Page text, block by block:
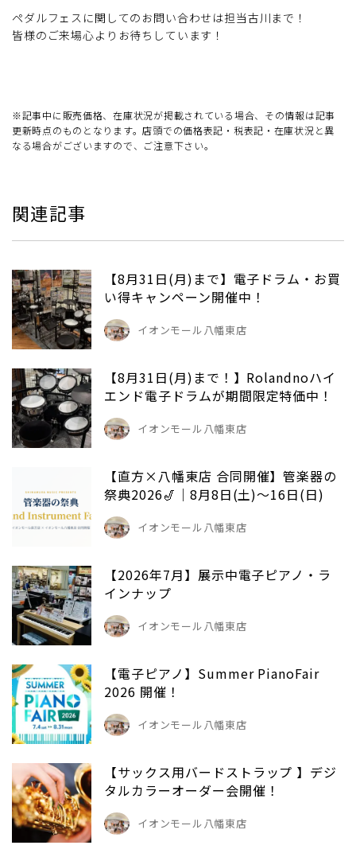
ペダルフェスに関してのお問い合わせは担当古川まで！
皆様のご来場心よりお待ちしています！
※記事中に販売価格、在庫状況が掲載されている場合、その情報は記事
更新時点のものとなります。店頭での価格表記・税表記・在庫状況と異
なる場合がございますので、ご注意下さい。
関連記事
【8月31日(月)まで】電子ドラム・お買
い得キャンペーン開催中！
イオンモール八幡東店
【8月31日(月)まで！】Rolandnoハイ
エンド電子ドラムが期間限定特価中！
イオンモール八幡東店
【直方×八幡東店 合同開催】管楽器の
祭典2026🎷｜8月8日(土)～16日(日)
イオンモール八幡東店
【2026年7月】展示中電子ピアノ・ラ
インナップ
イオンモール八幡東店
【電子ピアノ】Summer PianoFair
2026 開催！
イオンモール八幡東店
【サックス用バードストラップ 】デジ
タルカラーオーダー会開催！
イオンモール八幡東店